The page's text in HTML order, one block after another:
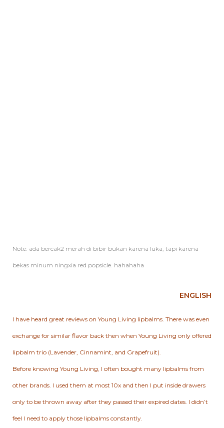
Note: ada bercak2 merah di bibir bukan karena luka, tapi karena
bekas minum ningxia red popsicle. hahahaha
ENGLISH
I have heard great reviews on Young Living lipbalms. There was even
exchange for similar flavor back then when Young Living only offered
lipbalm trio (Lavender, Cinnamint, and Grapefruit).
Before knowing Young Living, I often bought many lipbalms from
other brands. I used them at most 10x and then I put inside drawers
only to be thrown away after they passed their expired dates. I didn’t
feel I need to apply those lipbalms constantly.